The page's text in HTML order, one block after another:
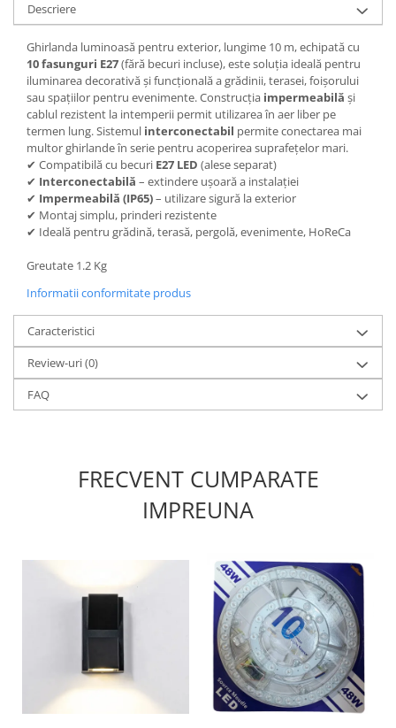
Descriere
Ghirlanda luminoasă pentru exterior, lungime 10 m, echipată cu
10 fasunguri E27(fără becuri incluse), este soluția ideală pentru
iluminarea decorativă și funcțională a grădinii, terasei, foișorului
sau spațiilor pentru evenimente. Construcția impermeabilă și
cablul rezistent la intemperii permit utilizarea în aer liber pe
termen lung. Sistemul interconectabil permite conectarea mai
multor ghirlande în serie pentru acoperirea suprafețelor mari.
✔ Compatibilă cu becuri E27 LED (alese separat)
✔ Interconectabilă – extindere ușoară a instalației
✔ Impermeabilă (IP65)– utilizare sigură la exterior
✔ Montaj simplu, prinderi rezistente
✔ Ideală pentru grădină, terasă, pergolă, evenimente, HoReCa
Greutate 1.2 Kg
Informatii conformitate produs
Caracteristici
Review-uri(0)
FAQ
FRECVENT CUMPARATE
IMPREUNA